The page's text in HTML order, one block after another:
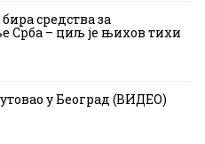
средства за
Срба – циљ је њихов тихи
у Београд (ВИДЕО)